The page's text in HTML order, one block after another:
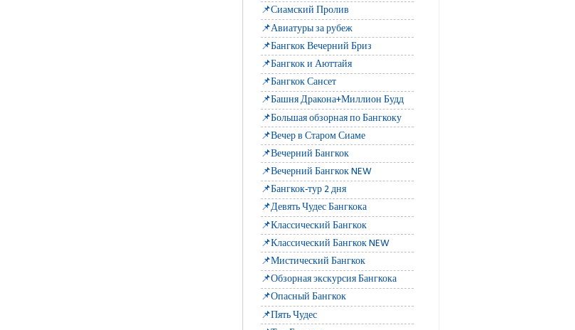
📌Сиамский Пролив
📌Авиатуры за рубеж
📌Бангкок Вечерний Бриз
📌Бангкок и Аюттайя
📌Бангкок Сансет
📌Башня Дракона+Миллион Будд
📌Большая обзорная по Бангкоку
📌Вечер в Старом Сиаме
📌Вечерний Бангкок
📌Вечерний Бангкок NEW
📌Бангкок-тур 2 дня
📌Девять Чудес Бангкока
📌Классический Бангкок
📌Классический Бангкок NEW
📌Мистический Бангкок
📌Обзорная экскурсия Бангкока
📌Опасный Бангкок
📌Пять Чудес